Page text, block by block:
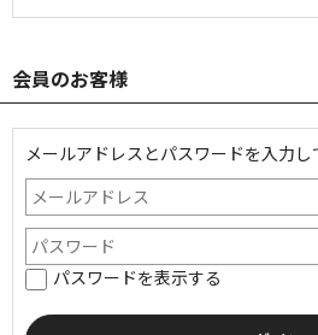
会員のお客様
メールアドレスとパスワードを入力し
パスワードを表示する